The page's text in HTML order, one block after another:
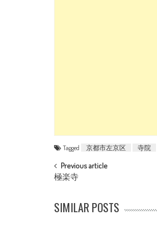
Tagged 京都市左京区 寺院
POST NAVIGATION
Previous article
極楽寺
SIMILAR POSTS